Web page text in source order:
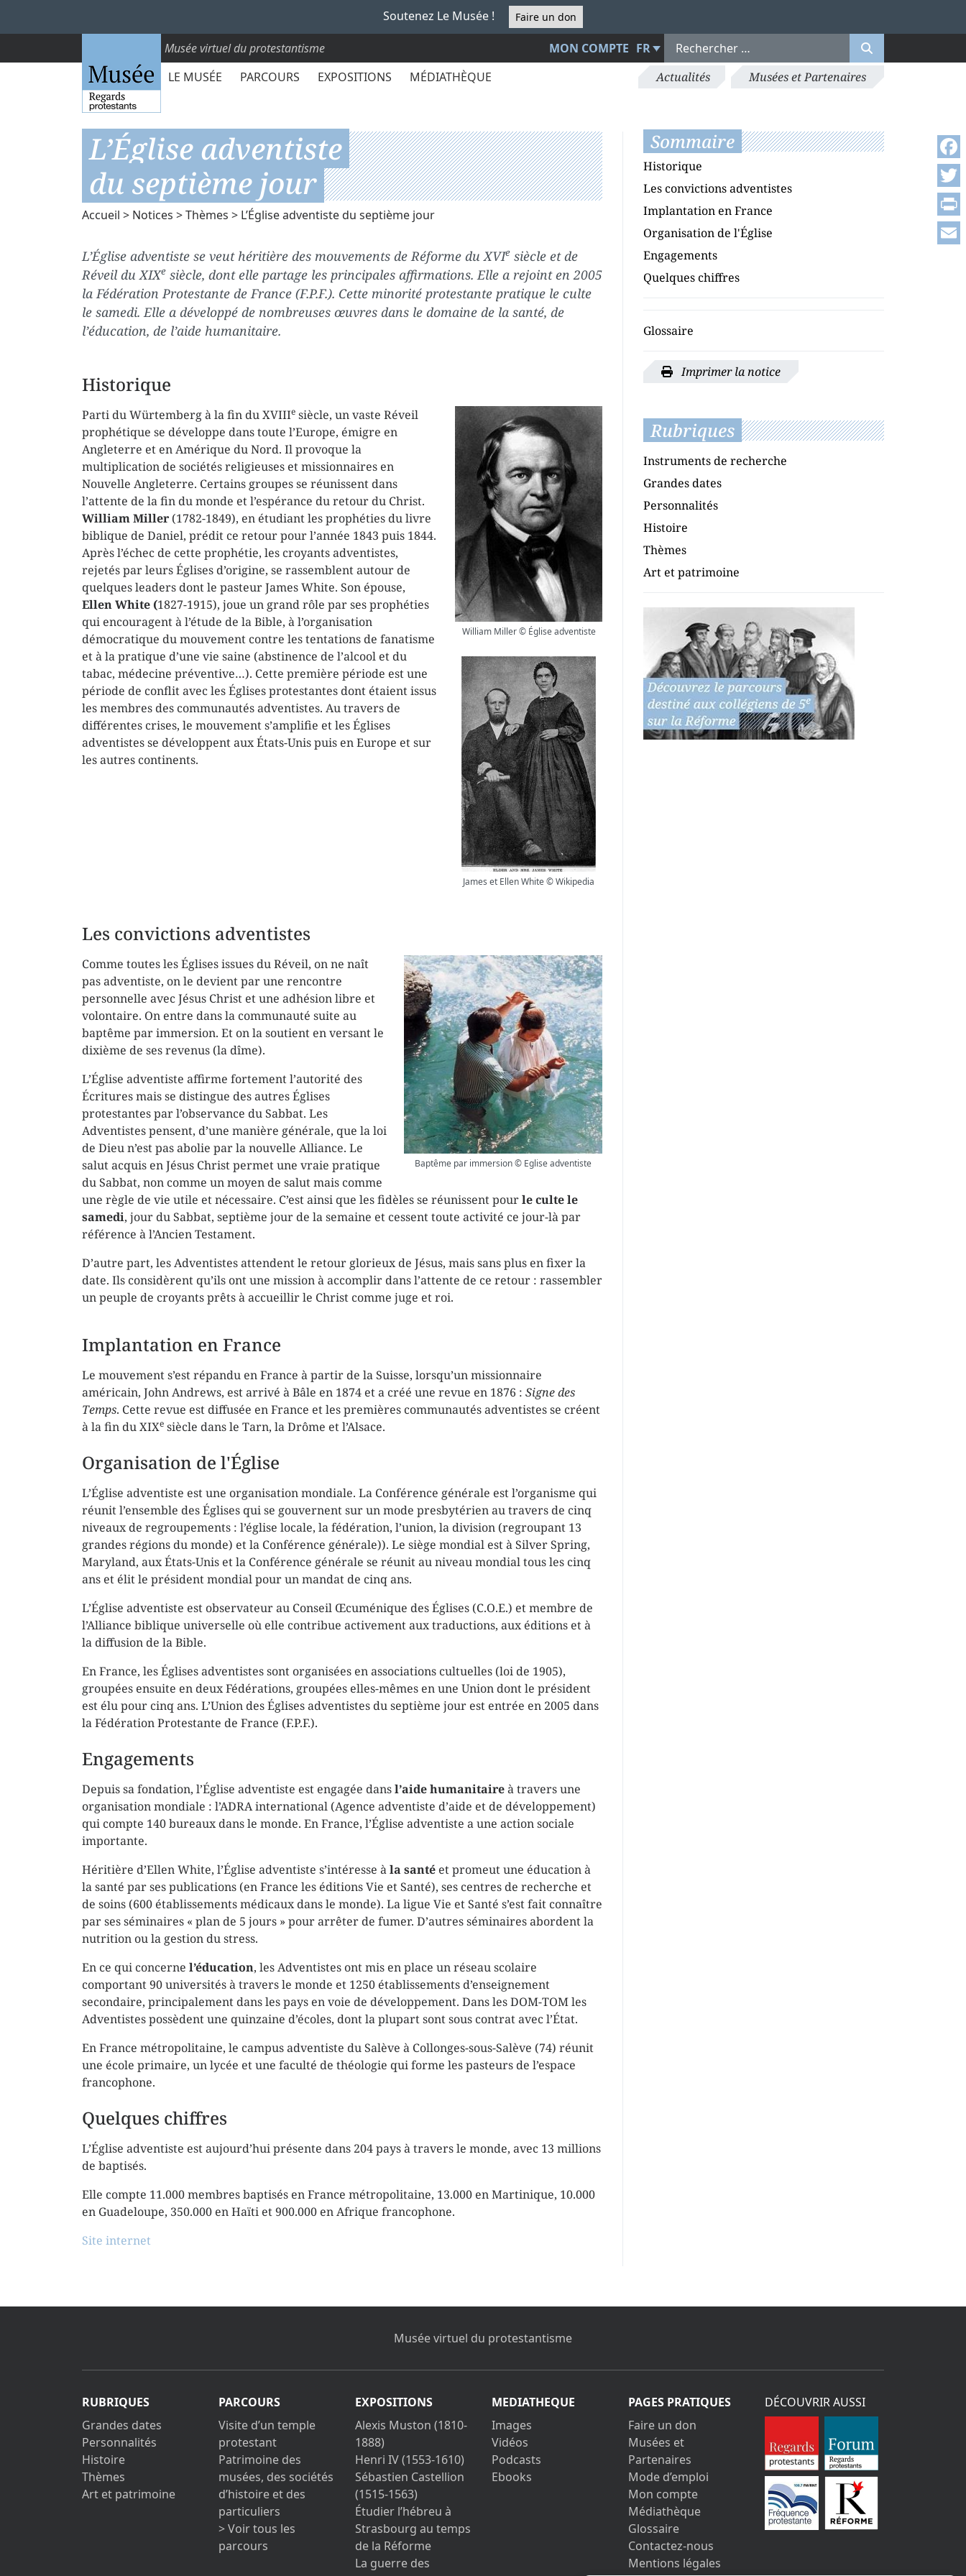
Soutenez Le Musée ! Faire un don
Musée virtuel du protestantisme MON COMPTE FR
LE MUSÉE
PARCOURS EXPOSITIONS MÉDIATHÈQUE Actualités Musées et Partenaires
L’Église adventiste
du septième jour
Accueil > Notices >Thèmes > L’Église adventiste du septième jour
L’Église adventiste se veut héritière des mouvements de Réforme du XVIe siècle et de
Réveil du XIXe siècle, dont elle partage les principales affirmations. Elle a rejoint en 2005
la Fédération Protestante de France (F.P.F.). Cette minorité protestante pratique le culte
le samedi. Elle a développé de nombreuses œuvres dans le domaine de la santé, de
l’éducation, de l’aide humanitaire.
Historique
William Miller © Église adventiste
James et Ellen White © Wikipedia
Parti du Würtemberg à la fin du XVIIIe siècle, un vaste Réveil
prophétique se développe dans toute l’Europe, émigre en
Angleterre et en Amérique du Nord. Il provoque la
multiplication de sociétés religieuses et missionnaires en
Nouvelle Angleterre. Certains groupes se réunissent dans
l’attente de la fin du monde et l’espérance du retour du Christ.
William Miller (1782-1849), en étudiant les prophéties du livre
biblique de Daniel, prédit ce retour pour l’année 1843 puis 1844.
Après l’échec de cette prophétie, les croyants adventistes,
rejetés par leurs Églises d’origine, se rassemblent autour de
quelques leaders dont le pasteur James White. Son épouse,
EllenWhite (1827-1915), joue un grand rôle par ses prophéties
qui encouragent à l’étude de la Bible, à l’organisation
démocratique du mouvement contre les tentations de fanatisme
et à la pratique d’une vie saine (abstinence de l’alcool et du
tabac, médecine préventive…). Cette première période est une
période de conflit avec les Églises protestantes dont étaient issus
les membres des communautés adventistes. Au travers de
différentes crises, le mouvement s’amplifie et les Églises
adventistes se développent aux États-Unis puis en Europe et sur
les autres continents.
Les convictions adventistes
Baptême par immersion © Eglise adventiste
Comme toutes les Églises issues du Réveil, on ne naît
pas adventiste, on le devient par une rencontre
personnelle avec Jésus Christ et une adhésion libre et
volontaire. On entre dans la communauté suite au
baptême par immersion. Et on la soutient en versant le
dixième de ses revenus (la dîme).
L’Église adventiste affirme fortement l’autorité des
Écritures mais se distingue des autres Églises
protestantes par l’observance du Sabbat. Les
Adventistes pensent, d’une manière générale, que la loi
de Dieu n’est pas abolie par la nouvelle Alliance. Le
salut acquis en Jésus Christ permet une vraie pratique
du Sabbat, non comme un moyen de salut mais comme
une règle de vie utile et nécessaire. C’est ainsi que les fidèles se réunissent pourle culte le
samedi, jour du Sabbat, septième jour de la semaine et cessent toute activité ce jour-là par
référence à l’Ancien Testament.
D’autre part, les Adventistes attendent le retour glorieux de Jésus, mais sans plus en fixer la
date. Ils considèrent qu’ils ont une mission à accomplir dans l’attente de ce retour : rassembler
un peuple de croyants prêts à accueillir le Christ comme juge et roi.
Implantation en France
Le mouvement s’est répandu en France à partir de la Suisse, lorsqu’un missionnaire
américain, John Andrews, est arrivé à Bâle en 1874 et a créé une revue en 1876 : Signe des
Temps. Cette revue est diffusée en France et les premières communautés adventistes se créent
à la fin du XIXe siècle dans le Tarn, la Drôme et l’Alsace.
Organisation de l'Église
L’Église adventiste est une organisation mondiale. La Conférence générale est l’organisme qui
réunit l’ensemble des Églises qui se gouvernent sur un mode presbytérien au travers de cinq
niveaux de regroupements : l’église locale, la fédération, l’union, la division (regroupant 13
grandes régions du monde) et la Conférence générale)). Le siège mondial est à Silver Spring,
Maryland, aux États-Unis et la Conférence générale se réunit au niveau mondial tous les cinq
ans et élit le président mondial pour un mandat de cinq ans.
L’Église adventiste est observateur au Conseil Œcuménique des Églises (C.O.E.) et membre de
l’Alliance biblique universelle où elle contribue activement aux traductions, aux éditions et à
la diffusion de la Bible.
En France, les Églises adventistes sont organisées en associations cultuelles (loi de 1905),
groupées ensuite en deux Fédérations, groupées elles-mêmes en une Union dont le président
est élu pour cinq ans. L’Union des Églises adventistes du septième jour est entrée en 2005 dans
la Fédération Protestante de France (F.P.F.).
Engagements
Depuis sa fondation, l’Église adventiste est engagée dansl’aide humanitaireà travers une
organisation mondiale : l’ADRA international (Agence adventiste d’aide et de développement)
qui compte 140 bureaux dans le monde. En France, l’Église adventiste a une action sociale
importante.
Héritière d’Ellen White, l’Église adventiste s’intéresse àla santé et promeut une éducation à
la santé par ses publications (en France les éditions Vie et Santé), ses centres de recherche et
de soins (600 établissements médicaux dans le monde). La ligue Vie et Santé s’est fait connaître
par ses séminaires « plan de 5 jours » pour arrêter de fumer. D’autres séminaires abordent la
nutrition ou la gestion du stress.
En ce qui concerne l’éducation, les Adventistes ont mis en place un réseau scolaire
comportant 90 universités à travers le monde et 1250 établissements d’enseignement
secondaire, principalement dans les pays en voie de développement. Dans les DOM-TOM les
Adventistes possèdent une quinzaine d’écoles, dont la plupart sont sous contrat avec l’État.
En France métropolitaine, le campus adventiste du Salève à Collonges-sous-Salève (74) réunit
une école primaire, un lycée et une faculté de théologie qui forme les pasteurs de l’espace
francophone.
Quelques chiffres
L’Église adventiste est aujourd’hui présente dans 204 pays à travers le monde, avec 13 millions
de baptisés.
Elle compte 11.000 membres baptisés en France métropolitaine, 13.000 en Martinique, 10.000
en Guadeloupe, 350.000 en Haïti et 900.000 en Afrique francophone.
Site internet
Sommaire
Historique
Les convictions adventistes
Implantation en France
Organisation de l'Église
Engagements
Quelques chiffres
Glossaire
Imprimer la notice
Rubriques
Instruments de recherche
Grandes dates
Personnalités
Histoire
Thèmes
Art et patrimoine
Musée virtuel du protestantisme
RUBRIQUES
Grandes dates
Personnalités
Histoire
Thèmes
Art et patrimoine
PARCOURS
Visite d’un temple
protestant
Patrimoine des
musées, des sociétés
d’histoire et des
particuliers
> Voir tous les
parcours
EXPOSITIONS
Alexis Muston (1810-
1888)
Henri IV (1553-1610)
Sébastien Castellion
(1515-1563)
Étudier l’hébreu à
Strasbourg au temps
de la Réforme
La guerre des
MEDIATHEQUE
Images
Vidéos
Podcasts
Ebooks
PAGES PRATIQUES
Faire un don
Musées et
Partenaires
Mode d’emploi
Mon compte
Médiathèque
Glossaire
Contactez-nous
Mentions légales
DÉCOUVRIR AUSSI
Print